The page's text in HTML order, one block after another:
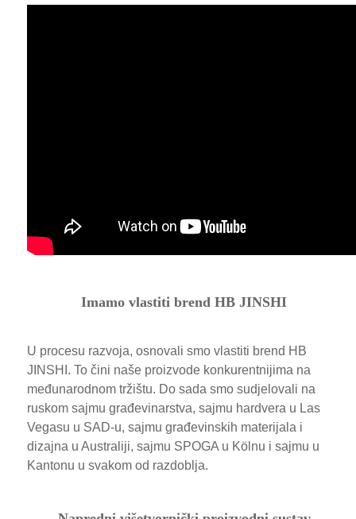
Imamo vlastiti brend HB JINSHI
U procesu razvoja, osnovali smo vlastiti brend HB
JINSHI. To čini naše proizvode konkurentnijima na
međunarodnom tržištu. Do sada smo sudjelovali na
ruskom sajmu građevinarstva, sajmu hardvera u Las
Vegasu u SAD-u, sajmu građevinskih materijala i
dizajna u Australiji, sajmu SPOGA u Kölnu i sajmu u
Kantonu u svakom od razdoblja.